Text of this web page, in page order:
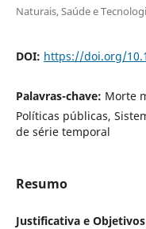
Naturais, Saúde e
DOI: https://doi.org/
Palavras-chave: Morte
Políticas públicas,
de série temporal
Resumo
Justificativa e Objetivos